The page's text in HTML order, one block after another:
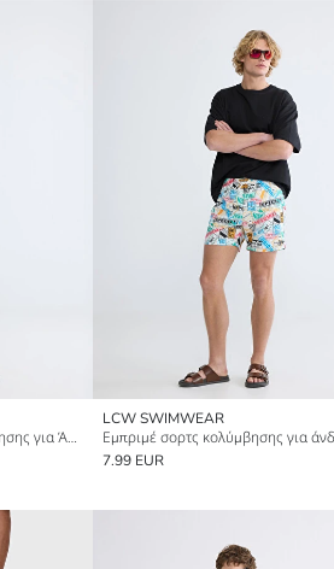
Ελαστική Μέση Σορτς Κολύμβησης για Άνδρες
LCW SWIMWEAR
Εμπριμέ σορτς κολύμβησης για
7.99 EUR